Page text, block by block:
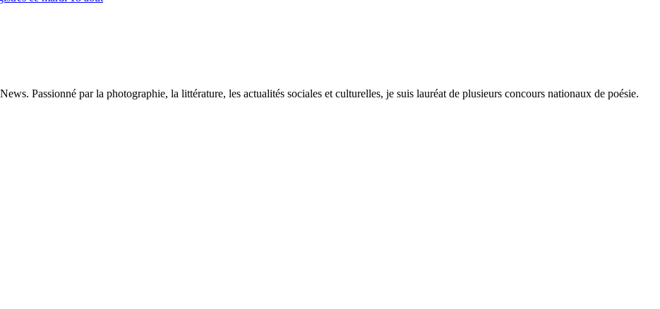
Passionné par la photographie, la littérature, les actualités sociales et culturelles, je suis lauréat de plusieurs concours nationaux de poésie.